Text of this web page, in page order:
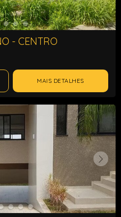
- CENTRO
MAIS DETALHES